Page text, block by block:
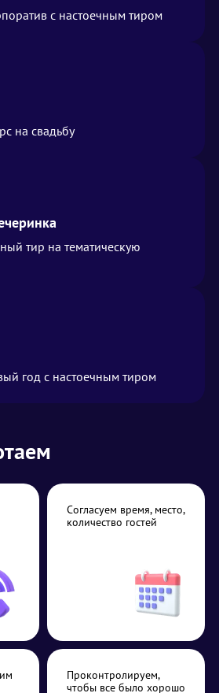
с настоечным тиром
на свадьбу
тир на тематическую
год с настоечным тиром
Согласуем время, место,
количество гостей
Проконтролируем,
чтобы все было хорошо